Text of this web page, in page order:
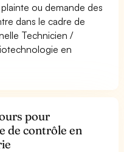
ou demande des
dans le cadre de
Technicien /
en
pour
de contrôle en